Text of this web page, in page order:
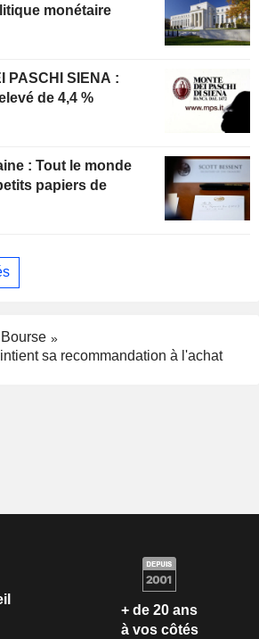
monétaire
PASCHI SIENA :
de 4,4 %
: Tout le monde
papiers de
sa recommandation à l'achat
+ de 20 ans
à vos côtés